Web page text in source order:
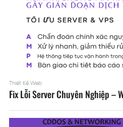
Thiết Kế Web
Fix Lỗi Server Chuyên Nghiệp –